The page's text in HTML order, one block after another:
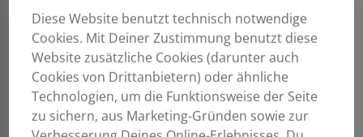
Diese Website benutzt technisch notwendige
Cookies. Mit Deiner Zustimmung benutzt diese
Website zusätzliche Cookies (darunter auch
Cookies von Drittanbietern) oder ähnliche
Technologien, um die Funktionsweise der Seite
zu sichern, aus Marketing-Gründen sowie zur